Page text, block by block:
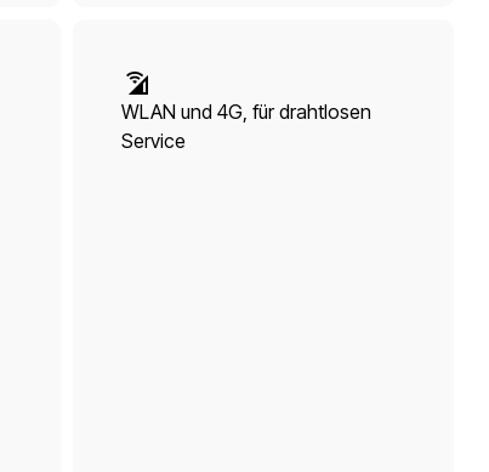
WLAN und 4G, für drahtlosen
Service